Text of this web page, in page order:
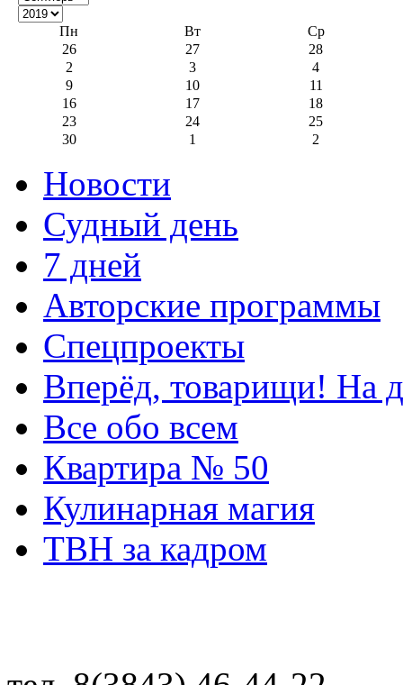
Пн Вт
Ср
26
27
28
2
3
4
9
10
11
16
17
18
23
24
25
30
1 2
Новости
Судный день
7 дней
Авторские программы
Спецпроекты
Вперёд, товарищи! На
Все обо всем
Квартира № 50
Кулинарная магия
ТВН за кадром